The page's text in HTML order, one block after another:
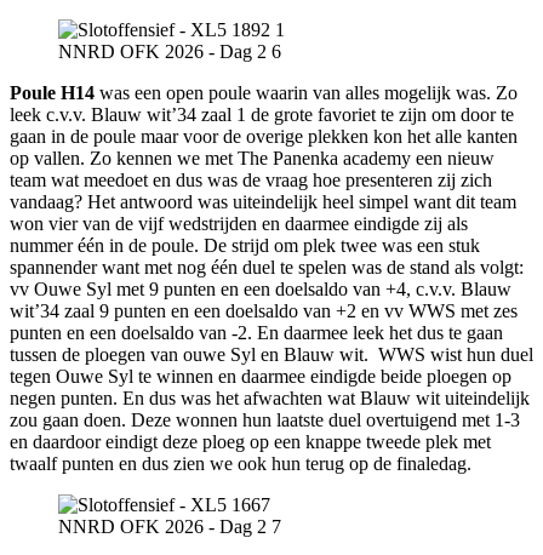
NNRD OFK 2026 - Dag 2 6
Poule H14 was een open poule waarin van alles mogelijk was. Zo
leek c.v.v. Blauw wit’34 zaal 1 de grote favoriet te zijn om door te
gaan in de poule maar voor de overige plekken kon het alle kanten
op vallen. Zo kennen we met The Panenka academy een nieuw
team wat meedoet en dus was de vraag hoe presenteren zij zich
vandaag? Het antwoord was uiteindelijk heel simpel want dit team
won vier van de vijf wedstrijden en daarmee eindigde zij als
nummer één in de poule. De strijd om plek twee was een stuk
spannender want met nog één duel te spelen was de stand als volgt:
vv Ouwe Syl met 9 punten en een doelsaldo van +4, c.v.v. Blauw
wit’34 zaal 9 punten en een doelsaldo van +2 en vv WWS met zes
punten en een doelsaldo van -2. En daarmee leek het dus te gaan
tussen de ploegen van ouwe Syl en Blauw wit. WWS wist hun duel
tegen Ouwe Syl te winnen en daarmee eindigde beide ploegen op
negen punten. En dus was het afwachten wat Blauw wit uiteindelijk
zou gaan doen. Deze wonnen hun laatste duel overtuigend met 1-3
en daardoor eindigt deze ploeg op een knappe tweede plek met
twaalf punten en dus zien we ook hun terug op de finaledag.
NNRD OFK 2026 - Dag 2 7